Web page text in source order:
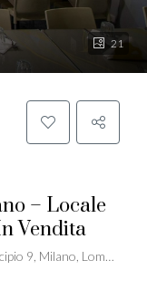
21
– Locale
Vendita
Lombardia, 20159, Italia